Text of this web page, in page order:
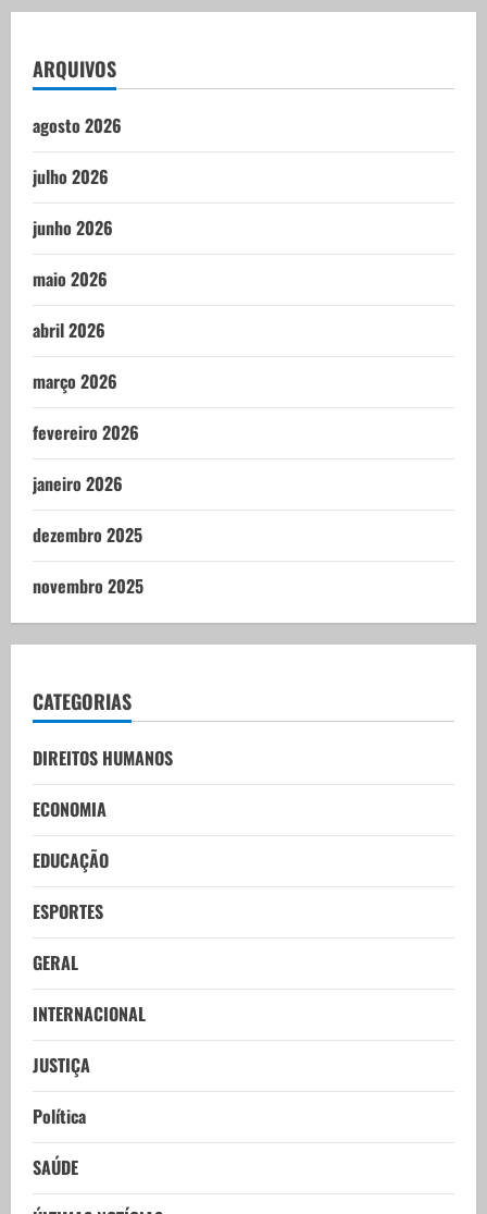
ARQUIVOS
agosto 2026
julho 2026
junho 2026
maio 2026
abril 2026
março 2026
fevereiro 2026
janeiro 2026
dezembro 2025
novembro 2025
CATEGORIAS
DIREITOS HUMANOS
ECONOMIA
EDUCAÇÃO
ESPORTES
GERAL
INTERNACIONAL
JUSTIÇA
Política
SAÚDE